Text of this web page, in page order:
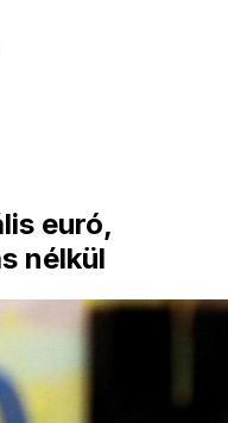
euró,
nélkül